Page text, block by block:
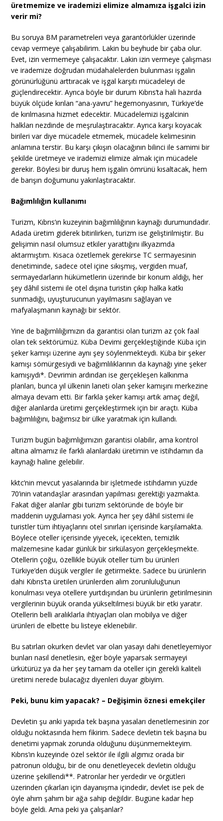
üretmemize ve irademizi elimize almamıza işgalci izin
verir mi?
Bu soruya BM parametreleri veya garantörlükler üzerinde
cevap vermeye çalışabilirim. Lakin bu beyhude bir çaba olur.
Evet, izin vermemeye çalışacaktır. Lakin izin vermeye çalışması
ve irademize doğrudan müdahalelerden bulunması işgalin
görünürlüğünü arttıracak ve işgal karşıtı mücadeleyi de
güçlendirecektir. Ayrıca böyle bir durum Kıbrıs’ta hali hazırda
büyük ölçüde kırılan “ana-yavru” hegemonyasının, Türkiye’de
de kırılmasına hizmet edecektir. Mücadelemizi işgalcinin
halkları nezdinde de meşrulaştıracaktır. Ayrıca karşı koyacak
birileri var diye mücadele etmemek, mücadele kelimesinin
anlamına terstir. Bu karşı çıkışın olacağının bilinci ile samimi bir
şekilde üretmeye ve irademizi elimize almak için mücadele
gerekir. Böylesi bir duruş hem işgalin ömrünü kısaltacak, hem
de barışın doğumunu yakınlaştıracaktır.
Bağımlılığın kullanımı
Turizm, Kıbrıs’ın kuzeyinin bağımlılığının kaynağı durumundadır.
Adada üretim giderek bitirilirken, turizm ise geliştirilmiştir. Bu
gelişimin nasıl olumsuz etkiler yarattığını ilkyazımda
aktarmıştım. Kısaca özetlemek gerekirse TC sermayesinin
denetiminde, sadece otel içine sıkışmış, vergiden muaf,
sermayedarların hükümetlerin üzerinde bir konum aldığı, her
şey dâhil sistemi ile otel dışına turistin çıkıp halka katkı
sunmadığı, uyuşturucunun yayılmasını sağlayan ve
mafyalaşmanın kaynağı bir sektör.
Yine de bağımlılığımızın da garantisi olan turizm az çok faal
olan tek sektörümüz. Küba Devimi gerçekleştiğinde Küba için
şeker kamışı üzerine aynı şey söylenmekteydi. Küba bir şeker
kamışı sömürgesiydi ve bağımlılıklarının da kaynağı yine şeker
kamışıydı*. Devrimin ardından ise gerçekleşen kalkınma
planları, bunca yıl ülkenin laneti olan şeker kamışını merkezine
almaya devam etti. Bir farkla şeker kamışı artık amaç değil,
diğer alanlarda üretimi gerçekleştirmek için bir araçtı. Küba
bağımlılığını, bağımsız bir ülke yaratmak için kullandı.
Turizm bugün bağımlığımızın garantisi olabilir, ama kontrol
altına almamız ile farklı alanlardaki üretimin ve istihdamın da
kaynağı haline gelebilir.
kktc’nin mevcut yasalarında bir işletmede istihdamın yüzde
70’inin vatandaşlar arasından yapılması gerektiği yazmakta.
Fakat diğer alanlar gibi turizm sektöründe de böyle bir
maddenin uygulaması yok. Ayrıca her şey dâhil sistemi ile
turistler tüm ihtiyaçlarını otel sınırları içerisinde karşılamakta.
Böylece oteller içerisinde yiyecek, içecekten, temizlik
malzemesine kadar günlük bir sirkülasyon gerçekleşmekte.
Otellerin çoğu, özellikle büyük oteller tüm bu ürünleri
Türkiye’den düşük vergiler ile getirmekte. Sadece bu ürünlerin
dahi Kıbrıs’ta üretilen ürünlerden alım zorunluluğunun
konulması veya otellere yurtdışından bu ürünlerin getirilmesinin
vergilerinin büyük oranda yükseltilmesi büyük bir etki yaratır.
Otellerin belli aralıklarla ihtiyaçları olan mobilya ve diğer
ürünleri de elbette bu listeye eklenebilir.
Bu satırları okurken devlet var olan yasayı dahi denetleyemiyor
bunları nasıl denetlesin, eğer böyle yaparsak sermayeyi
ürkütürüz ya da her şey tamam da oteller için gerekli kaliteli
üretimi nerede bulacağız diyenleri duyar gibiyim.
Peki, bunu kim yapacak? – Değişimin öznesi emekçiler
Devletin şu anki yapıda tek başına yasaları denetlemesinin zor
olduğu noktasında hem fikirim. Sadece devletin tek başına bu
denetimi yapmak zorunda olduğunu düşünmemekteyim.
Kıbrıs’ın kuzeyinde özel sektör ile ilgili algımız orada bir
patronun olduğu, bir de onu denetleyecek devletin olduğu
üzerine şekillendi**. Patronlar her yerdedir ve örgütleri
üzerinden çıkarları için dayanışma içindedir, devlet ise pek de
öyle ahım şahım bir ağa sahip değildir. Bugüne kadar hep
böyle geldi. Ama peki ya çalışanlar?